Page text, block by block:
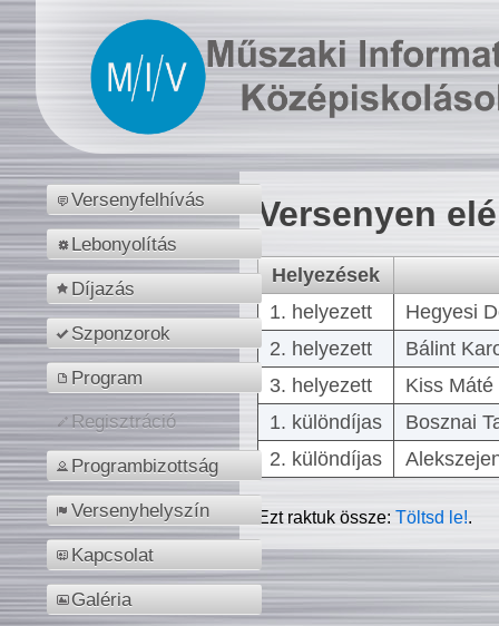
Versenyfelhívás
Lebonyolítás
Díjazás
Szponzorok
Program
Regisztráció
Programbizottság
Versenyhelyszín
Kapcsolat
Galéria
Versenyen
Helyezések
1. helyezett
Hegyesi
2. helyezett
Bálint
3. helyezett
Kiss
1. különdíjas
Bosznai
2. különdíjas
Ezt raktuk össze:Töltsd le!.